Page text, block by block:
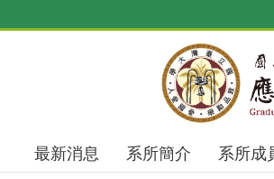
最新消息 系所簡介 系所成